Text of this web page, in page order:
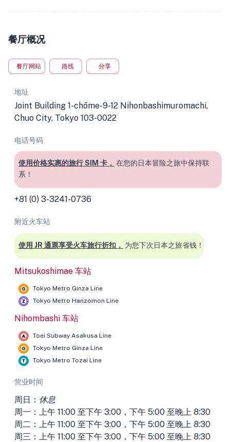
餐厅概况
餐厅网站 路线 分享
地址
Joint Building 1-chōme-9-12 Nihonbashimuromachi,
Chuo City, Tokyo 103-0022
电话号码
使用价格实惠的旅行 SIM 卡， 在您的日本冒险之旅中保持联
系！
+81 (0) 3-3241-0736
附近火车站
使用 JR 通票享受火车旅行折扣， 为您下次日本之旅省钱！
Mitsukoshimae 车站
Tokyo Metro Ginza Line
Tokyo Metro Hanzomon Line
Nihombashi 车站
Toei Subway Asakusa Line
Tokyo Metro Ginza Line
Tokyo Metro Tozai Line
营业时间
周日： 休息
周一：上午 11:00 至下午 3:00，下午 5:00 至晚上 8:30
周二：上午 11:00 至下午 3:00，下午 5:00 至晚上 8:30
周三：上午 11:00 至下午 3:00，下午 5:00 至晚上 8:30